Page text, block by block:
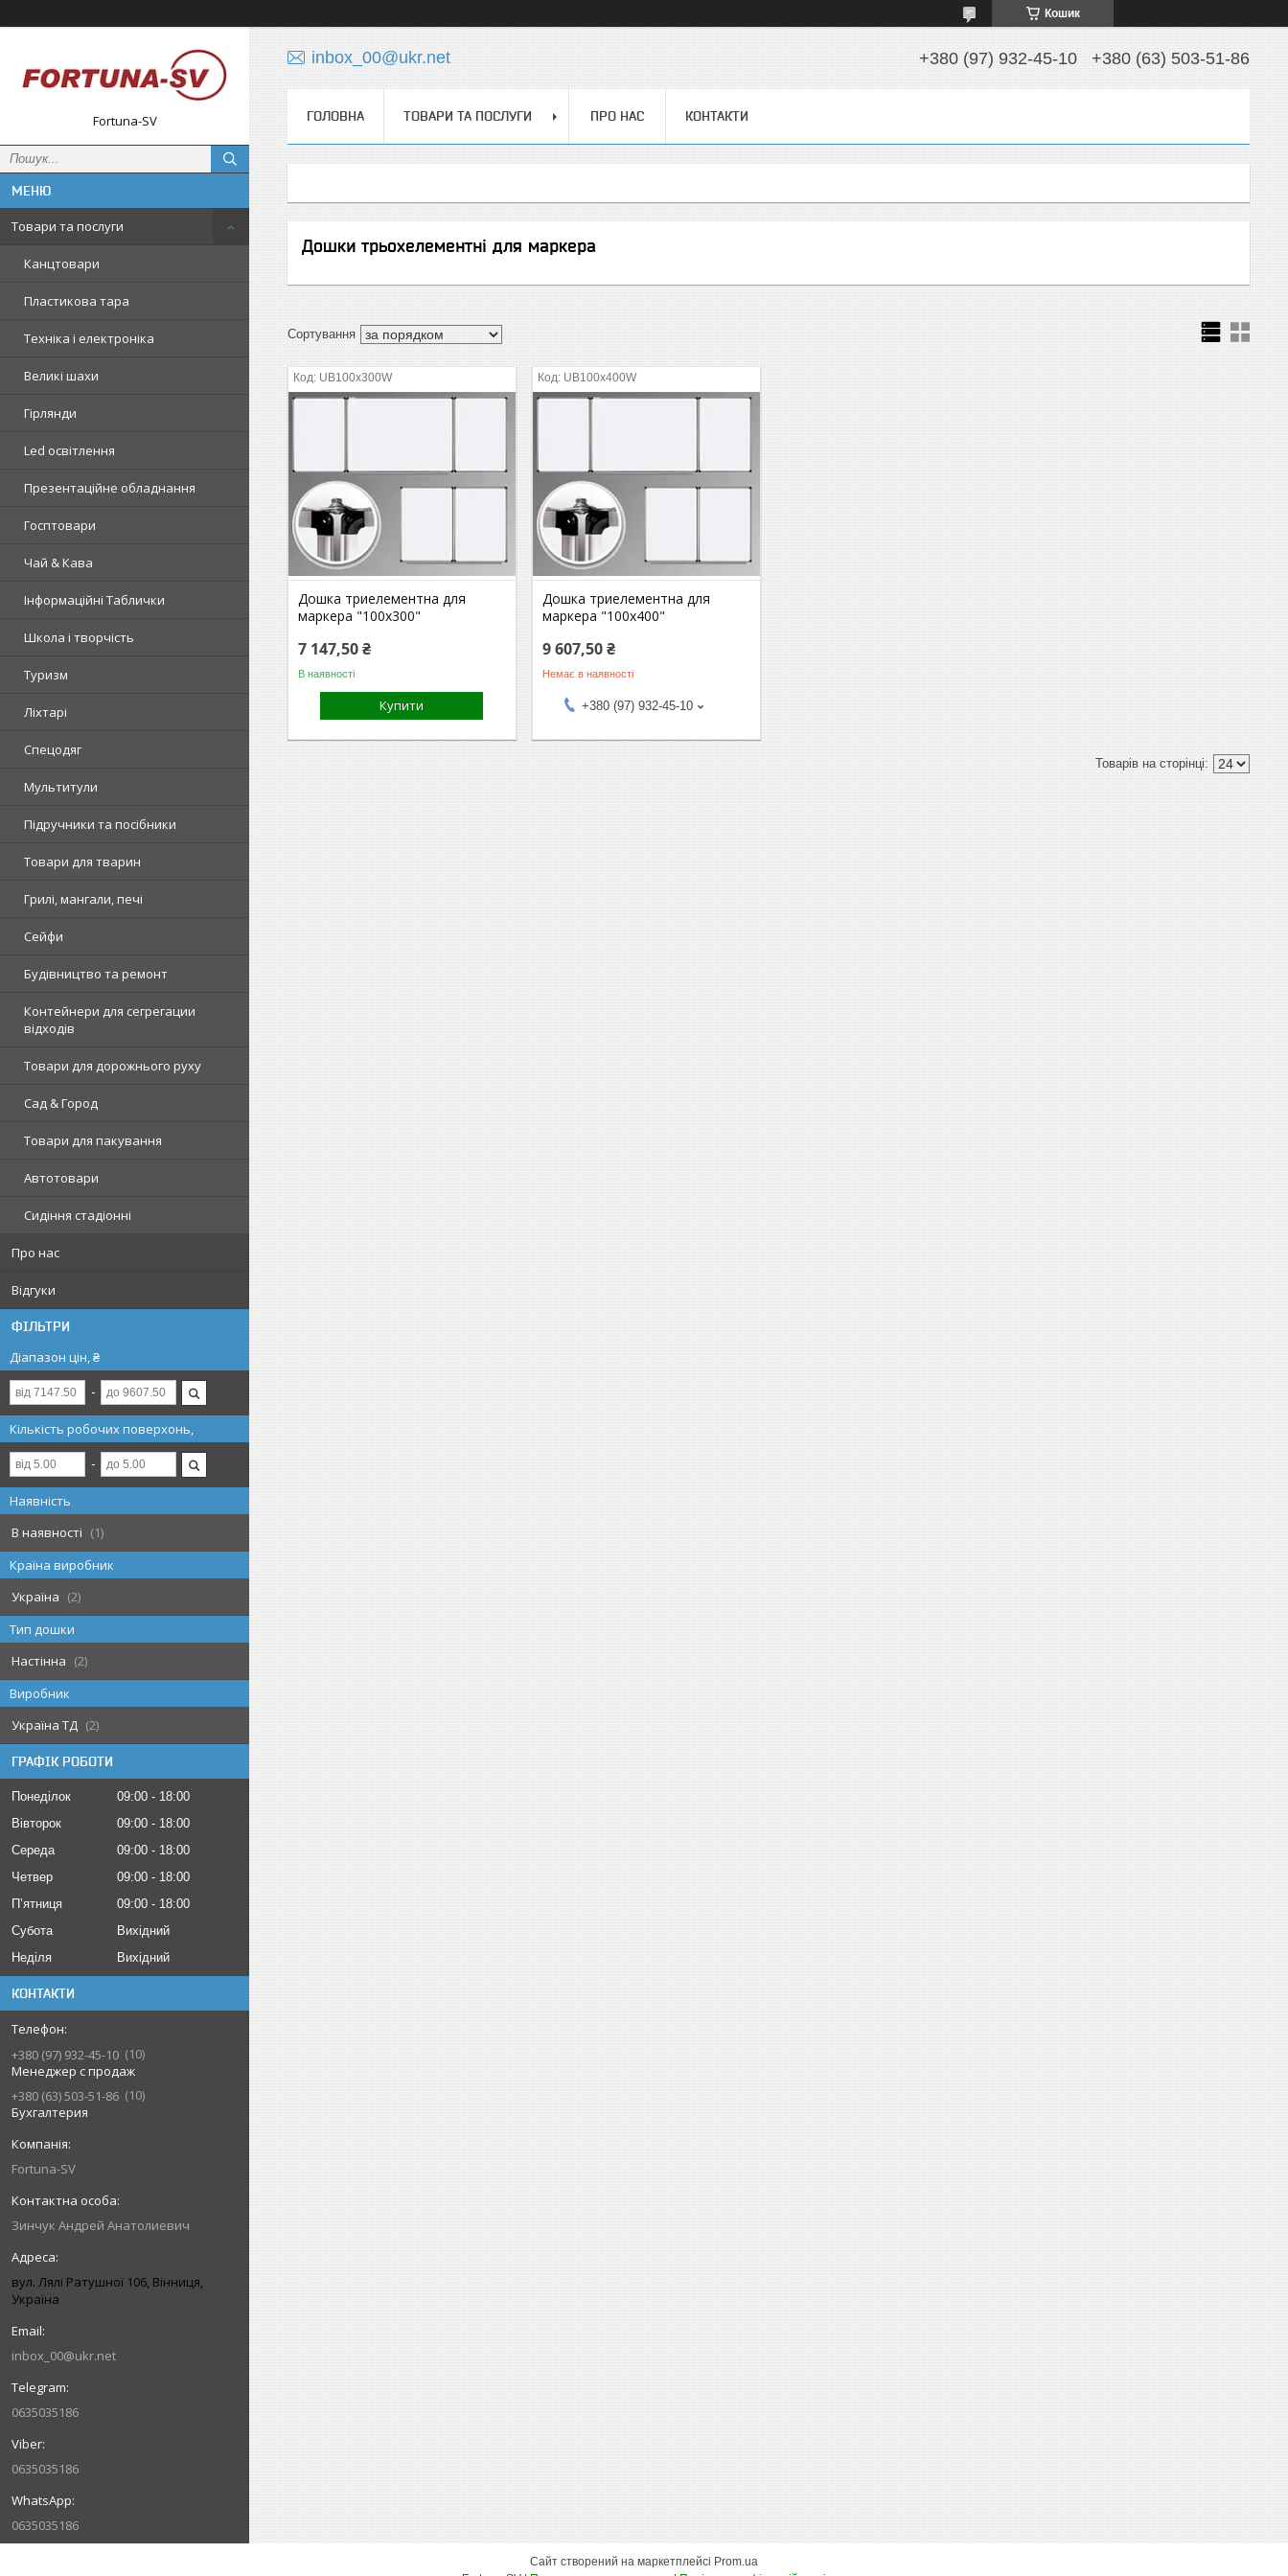
Кошик
Fortuna-SV
Товари та послуги
Канцтовари
Пластикова тара
Техніка і електроніка
Великі шахи
Гірлянди
Led освітлення
Презентаційне обладнання
Госптовари
Чай & Кава
Інформаційні Таблички
Школа і творчість
Туризм
Ліхтарі
Спецодяг
Мультитули
Підручники та посібники
Товари для тварин
Грилі, мангали, печі
Сейфи
Будівництво та ремонт
Контейнери для сегрегации
відходів
Товари для дорожнього руху
Сад & Город
Товари для пакування
Автотовари
Сидіння стадіонні
Про нас
Відгуки
ФІЛЬТРИ
Діапазон цін, ₴
Кількість робочих поверхонь,
Наявність
В наявності
1
Країна виробник
Україна
2
Тип дошки
Настінна
2
Виробник
Україна ТД
2
ГРАФІК РОБОТИ
Понеділок 09:00
18:00
Вівторок
09:00
18:00
Середа
09:00
18:00
Четвер
09:00
18:00
Пʼятниця
09:00
18:00
Субота
Вихідний
Неділя
Вихідний
КОНТАКТИ
+380 (97) 932-45-10
10
Менеджер с продаж
+380 (63) 503-51-86
10
Бухгалтерия
Fortuna-SV
Зинчук Андрей Анатолиевич
вул. Лялі Ратушної 106, Вінниця,
Україна
inbox_00@ukr.net
0635035186
0635035186
0635035186
inbox_00@ukr.net +380 (97) 932-45-10 +380 (63) 503-51-86
ГОЛОВНА ТОВАРИ ТА ПОСЛУГИ ПРО НАС КОНТАКТИ
Дошки трьохелементні для маркера
UB100x300W
Дошка триелементна для
маркера "100x300"
7 147,50 ₴
В наявності
Купити
UB100x400W
Дошка триелементна для
маркера "100x400"
9 607,50 ₴
Немає в наявності
+380 (97) 932-45-10
Сайт створений на маркетплейсі Prom.ua